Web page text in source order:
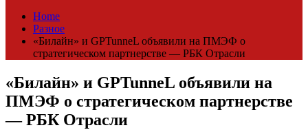
Home
Разное
«Билайн» и GPTunneL объявили на ПМЭФ о
стратегическом партнерстве — РБК Отрасли
«Билайн» и GPTunneL объявили на
ПМЭФ о стратегическом партнерстве
— РБК Отрасли